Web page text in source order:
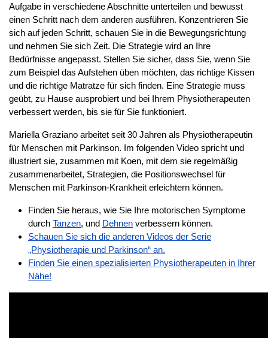
Aufgabe in verschiedene Abschnitte unterteilen und bewusst
einen Schritt nach dem anderen ausführen. Konzentrieren Sie
sich auf jeden Schritt, schauen Sie in die Bewegungsrichtung
und nehmen Sie sich Zeit. Die Strategie wird an Ihre
Bedürfnisse angepasst. Stellen Sie sicher, dass Sie, wenn Sie
zum Beispiel das Aufstehen üben möchten, das richtige Kissen
und die richtige Matratze für sich finden. Eine Strategie muss
geübt, zu Hause ausprobiert und bei Ihrem Physiotherapeuten
verbessert werden, bis sie für Sie funktioniert.
Mariella Graziano arbeitet seit 30 Jahren als Physiotherapeutin
für Menschen mit Parkinson. Im folgenden Video spricht und
illustriert sie, zusammen mit Koen, mit dem sie regelmäßig
zusammenarbeitet, Strategien, die Positionswechsel für
Menschen mit Parkinson-Krankheit erleichtern können.
Finden Sie heraus, wie Sie Ihre motorischen Symptome
durch Tanzen, und Dehnen verbessern können.
Schauen Sie sich die anderen Videos der Serie
„Physiotherapie und Parkinson“ an.
Finden Sie einen spezialisierten Physiotherapeuten in Ihrer
Nähe!